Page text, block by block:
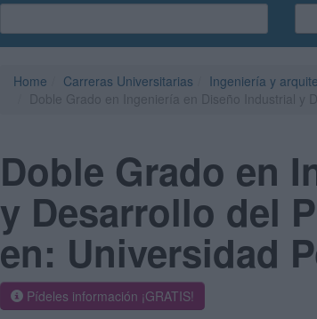
Home Carreras Universitarias Ingeniería y
Doble Grado en
y Desarrollo del
en: Universidad
Pídeles información ¡GRATIS!